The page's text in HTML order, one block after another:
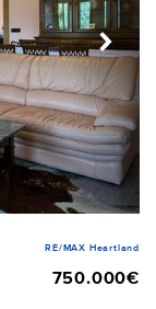
RE/MAX Heartland
750.000€